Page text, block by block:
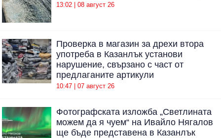
13:02 | 08 август 26
Проверка в магазин за дрехи втора
употреба в Казанлък установи
нарушение, свързано с част от
предлаганите артикули
10:47 | 07 август 26
Фотографската изложба „Светлината
можем да я чуем“ на Ивайло Нягалов
ще бъде представена в Казанлък